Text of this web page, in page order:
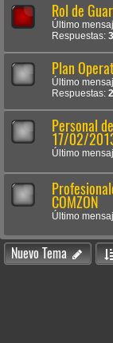
Rol de
Último
Respuestas:
Plan
Último
Respuestas: 2
Personal
17/02/
Último
COMZON
Último
Nuevo Tema